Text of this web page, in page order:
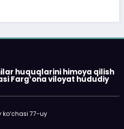
huquqlarini himoya qilish
Farg‘ona viloyat hududiy
ko‘chasi 77-uy